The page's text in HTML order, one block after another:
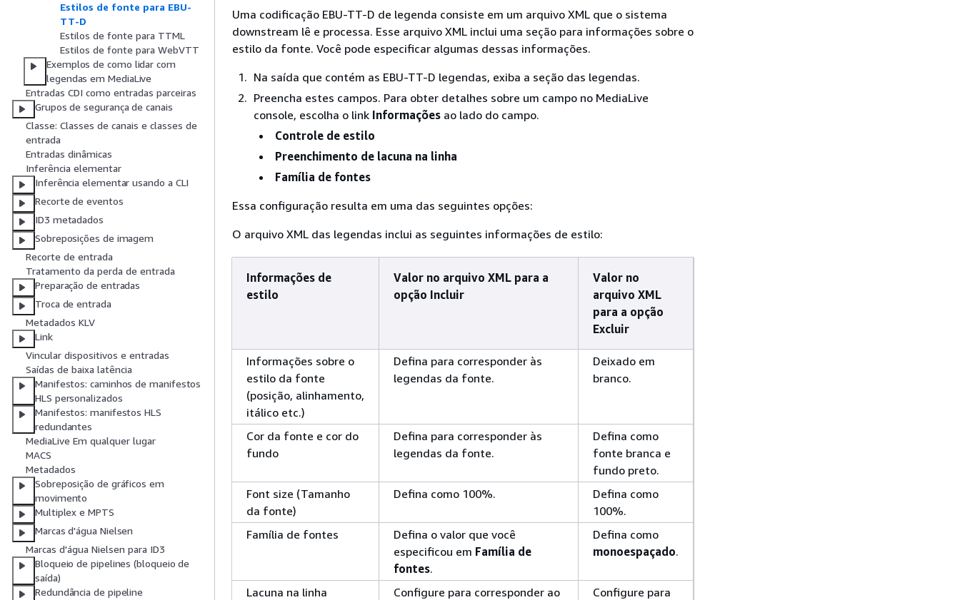
Estilos de fonte para EBU-
TT-D
Estilos de fonte para TTML
Estilos de fonte para WebVTT
Exemplos de como lidar com
legendas em MediaLive
Entradas CDI como entradas parceiras
Grupos de segurança de canais
Classe: Classes de canais e classes de
entrada
Entradas dinâmicas
Inferência elementar
Inferência elementar usando a CLI
Recorte de eventos
ID3 metadados
Sobreposições de imagem
Recorte de entrada
Tratamento da perda de entrada
Preparação de entradas
Troca de entrada
Metadados KLV
Link
Vincular dispositivos e entradas
Saídas de baixa latência
Manifestos: caminhos de manifestos
HLS personalizados
Manifestos: manifestos HLS
redundantes
MediaLive Em qualquer lugar
MACS
Metadados
Sobreposição de gráficos em
movimento
Multiplex e MPTS
Marcas d'água Nielsen
Marcas d'água Nielsen para ID3
Bloqueio de pipelines (bloqueio de
saída)
Redundância de pipeline
Uma codificação EBU-TT-D de legenda consiste em um arquivo XML que o sistema
downstream lê e processa. Esse arquivo XML inclui uma seção para informações sobre o
estilo da fonte. Você pode especificar algumas dessas informações.
Na saída que contém as EBU-TT-D legendas, exiba a seção das legendas.
Preencha estes campos. Para obter detalhes sobre um campo no MediaLive
console, escolha o link Informações ao lado do campo.
Controle de estilo
Preenchimento de lacuna na linha
Família de fontes
Essa configuração resulta em uma das seguintes opções:
O arquivo XML das legendas inclui as seguintes informações de estilo:
Informações de
estilo
Valor no arquivo XML para a
opção Incluir
Valor no
arquivo XML
para a opção
Excluir
Informações sobre o
estilo da fonte
(posição, alinhamento,
itálico etc.)
Defina para corresponder às
legendas da fonte.
Deixado em
branco.
Cor da fonte e cor do
fundo
Defina para corresponder às
legendas da fonte.
Defina como
fonte branca e
fundo preto.
Font size (Tamanho
da fonte)
Defina como 100%.
Defina como
100%.
Família de fontes
Defina o valor que você
especificou em Família de
fontes.
Defina como
monoespaçado.
Lacuna na linha
Configure para corresponder ao
Configure para